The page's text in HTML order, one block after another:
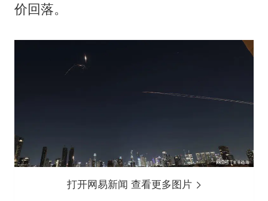
价回落。
打开网易新闻 查看更多图片